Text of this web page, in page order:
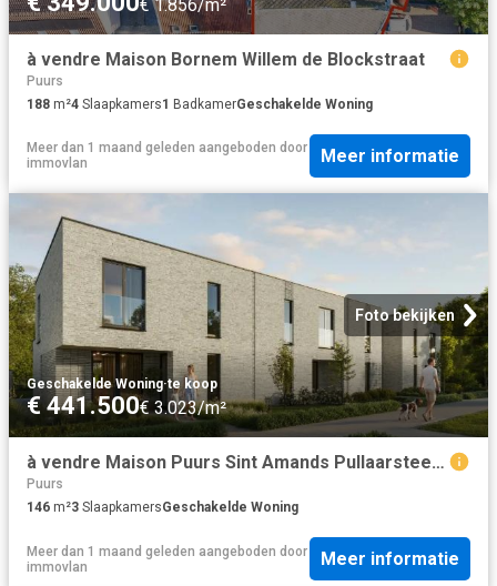
€ 1.856/m²
à vendre Maison Bornem Willem de Blockstraat
Puurs
188 m²4 Slaapkamers1 BadkamerGeschakelde Woning
Meer dan 1 maand geleden aangeboden door
immovlan
Meer informatie
Foto bekijken
Geschakelde Woning·te koop
€ 441.500€ 3.023/m²
à vendre Maison Puurs Sint Amands Pullaarsteenweg
Puurs
146 m²3 SlaapkamersGeschakelde Woning
Meer dan 1 maand geleden aangeboden door
immovlan
Meer informatie